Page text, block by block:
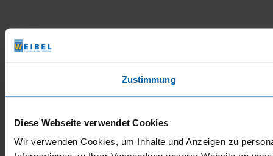
Zustimmung
Diese Webseite verwendet Cookies
Wir verwenden Cookies, um Inhalte und Anzeigen zu